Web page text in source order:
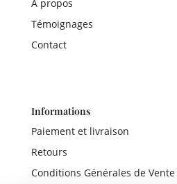
A propos
Témoignages
Contact
Informations
Paiement et livraison
Retours
Conditions Générales de